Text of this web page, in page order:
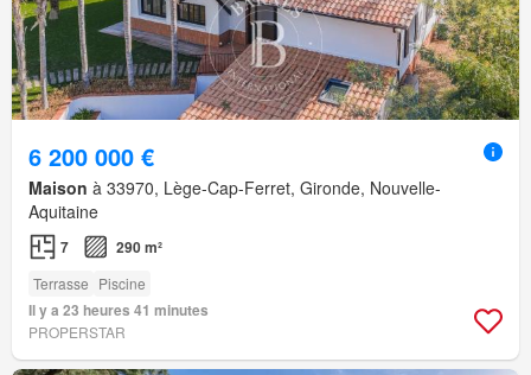
6 200 000 €
Maison à 33970, Lège-Cap-Ferret, Gironde, Nouvelle-
Aquitaine
7 290 m²
Terrasse Piscine
Il y a 23 heures 41 minutes
PROPERSTAR